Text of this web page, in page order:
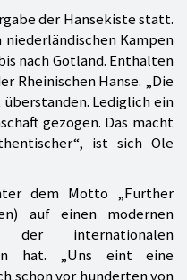
der Hansekiste statt.
Kampen
nach Gotland. Enthalten
Rheinischen Hanse. „Die
Lediglich ein
gezogen. Das macht
ist sich Ole
dem Motto „Further
auf einen modernen
internationalen
hat. „Uns eint eine
schon vor hunderten von